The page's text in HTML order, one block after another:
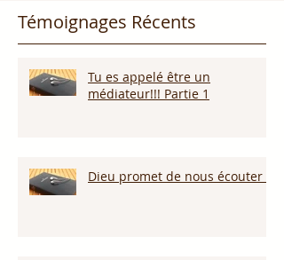
Témoignages Récents
Tu es appelé être un
médiateur!!! Partie 1
Dieu promet de nous écouter !